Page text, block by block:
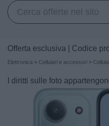
Offerta esclusiva | Codice
Elettronica > Cellulari e accessori >
I diritti sulle foto